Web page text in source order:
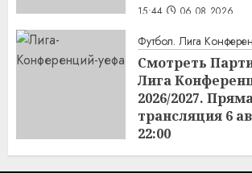
15:44 06.08.2026
Футбол. Лига
Смотреть
Лига
2026/2027.
трансляция 6
22:00
15:43 06.08.2026